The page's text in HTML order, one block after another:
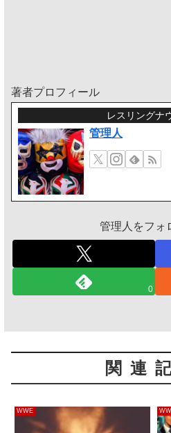
著者プロフィール
レスリングナ
管理人
管理人をフォ
0
関連
WWE